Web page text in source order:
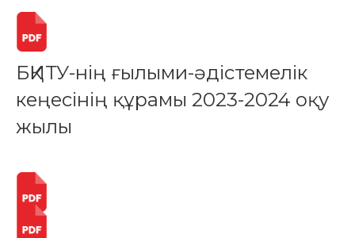
БҚИТУ-нің ғылыми-әдістемелік
кеңесінің құрамы 2023-2024 оқу
жылы